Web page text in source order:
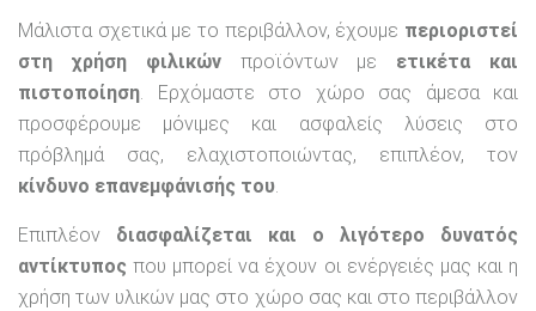
Μάλιστα σχετικά με το περιβάλλον, έχουμε περιοριστεί
στη χρήση φιλικώνπροϊόντων με ετικέτα και
πιστοποίηση. Ερχόμαστε στο χώρο σας άμεσα και
προσφέρουμε μόνιμες και ασφαλείς λύσεις στο
πρόβλημά σας, ελαχιστοποιώντας, επιπλέον, τον
κίνδυνο επανεμφάνισής του.
Επιπλέον διασφαλίζεται και ο λιγότερο δυνατός
αντίκτυπος που μπορεί να έχουν οι ενέργειές μας και η
χρήση των υλικών μας στο χώρο σας και στο περιβάλλον